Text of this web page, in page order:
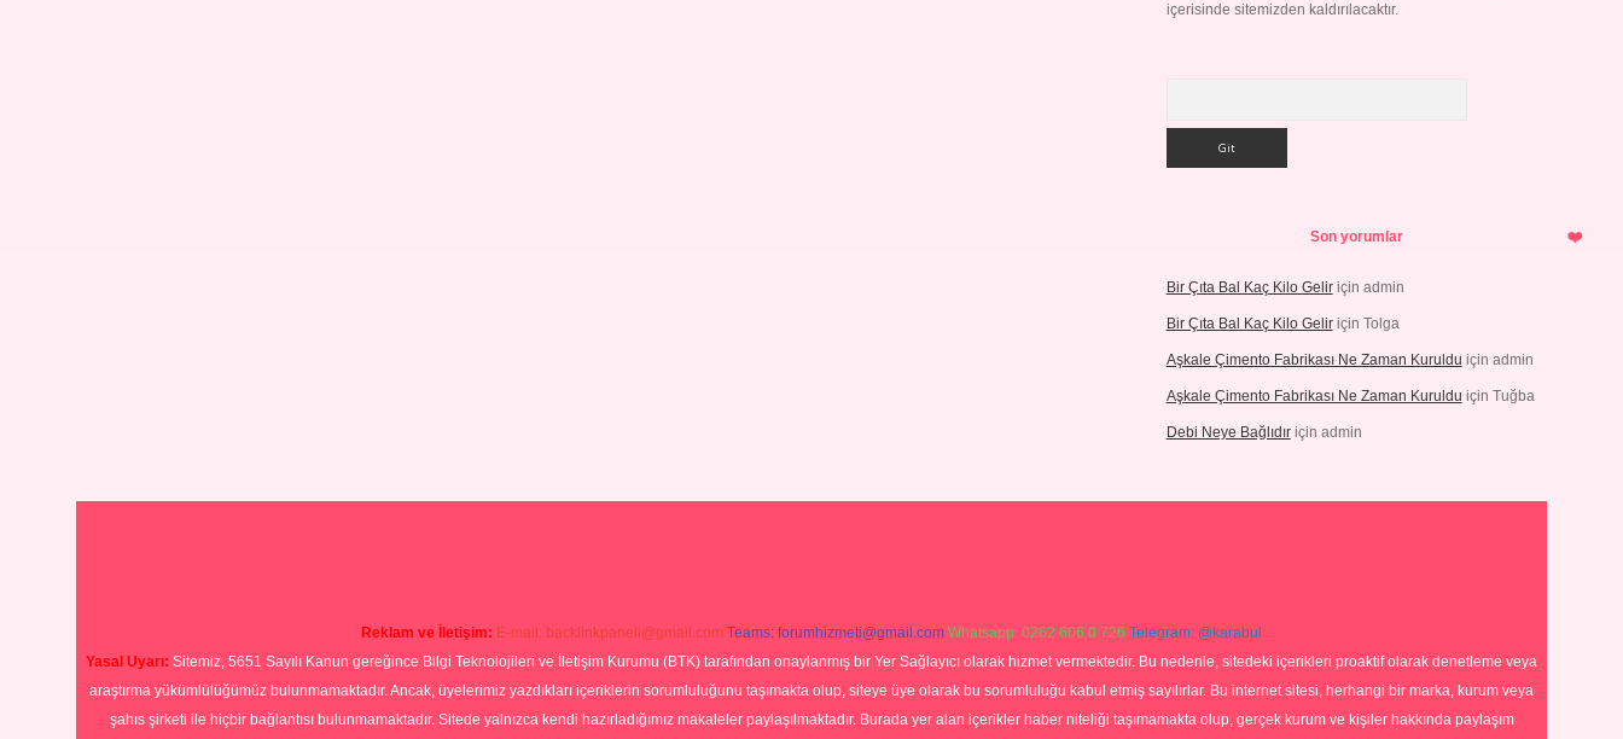
içerisinde sitemizden kaldırılacaktır.
Son yorumlar
Bir Çıta Bal Kaç Kilo Geliriçin admin
Bir Çıta Bal Kaç Kilo Geliriçin Tolga
Aşkale Çimento Fabrikası Ne Zaman Kuruldu için admin
Aşkale Çimento Fabrikası Ne Zaman Kuruldu için Tuğba
Debi Neye Bağlıdıriçin admin
Reklam ve İletişim: E-mail: backlinkpaneli@gmail.com Teams: forumhizmeti@gmail.com Whatsapp: 0262 606 0 726 Telegram: @karabul
Yasal Uyarı: Sitemiz, 5651 Sayılı Kanun gereğince Bilgi Teknolojileri ve İletişim Kurumu (BTK) tarafından onaylanmış bir Yer Sağlayıcı olarak hizmet vermektedir. Bu nedenle, sitedeki içerikleri proaktif olarak denetleme veya
araştırma yükümlülüğümüz bulunmamaktadır. Ancak, üyelerimiz yazdıkları içeriklerin sorumluluğunu taşımakta olup, siteye üye olarak bu sorumluluğu kabul etmiş sayılırlar. Bu internet sitesi, herhangi bir marka, kurum veya
şahıs şirketi ile hiçbir bağlantısı bulunmamaktadır. Sitede yalnızca kendi hazırladığımız makaleler paylaşılmaktadır. Burada yer alan içerikler haber niteliği taşımamakta olup, gerçek kurum ve kişiler hakkında paylaşım